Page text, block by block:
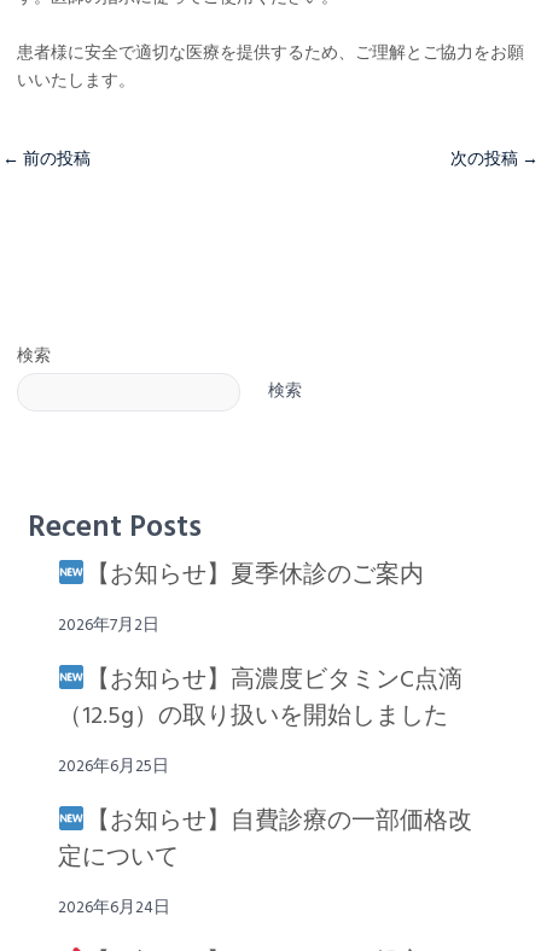
患者様に安全で適切な医療を提供するため、ご理解とご協力をお願
いいたします。
← 前の投稿 次の投稿 →
検索
検索
Recent Posts
【お知らせ】夏季休診のご案内
2026年7月2日
【お知らせ】高濃度ビタミンC点滴
（12.5g）の取り扱いを開始しました
2026年6月25日
【お知らせ】自費診療の一部価格改
定について
2026年6月24日